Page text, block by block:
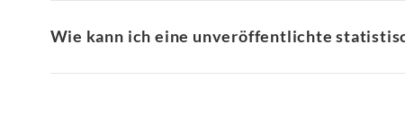
Wie kann ich eine unveröffentlichte